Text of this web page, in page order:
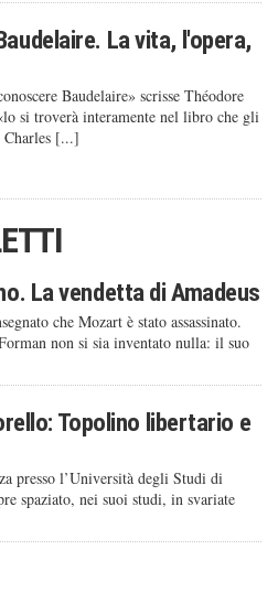
La vita, l'opera,
Baudelaire» scrisse Théodore
si troverà interamente nel libro che gli
Charles [...]
La vendetta di Amadeus
che Mozart è stato assassinato.
non si sia inventato nulla: il suo
Topolino libertario e
presso l’Università degli Studi di
spaziato, nei suoi studi, in svariate